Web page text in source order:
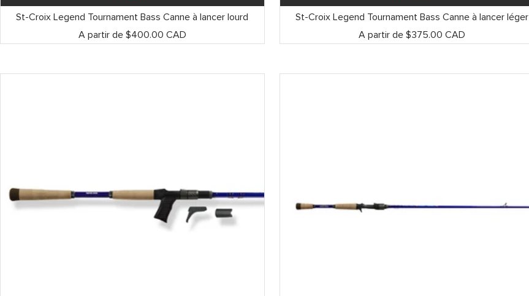
St-Croix Legend Tournament Bass Canne à lancer lourd
Prix
A partir de $400.00 CAD
St-Croix Legend Tournament Bass Canne à lancer léger
Prix
A partir de $375.00 CAD